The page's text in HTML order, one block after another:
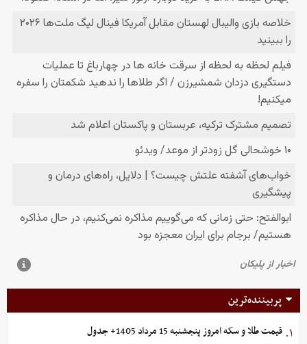
پربیننده‌ترین
۱. قیمت طلا و سکه امروز پنجشنبه 15 مرداد 1405+ جدول